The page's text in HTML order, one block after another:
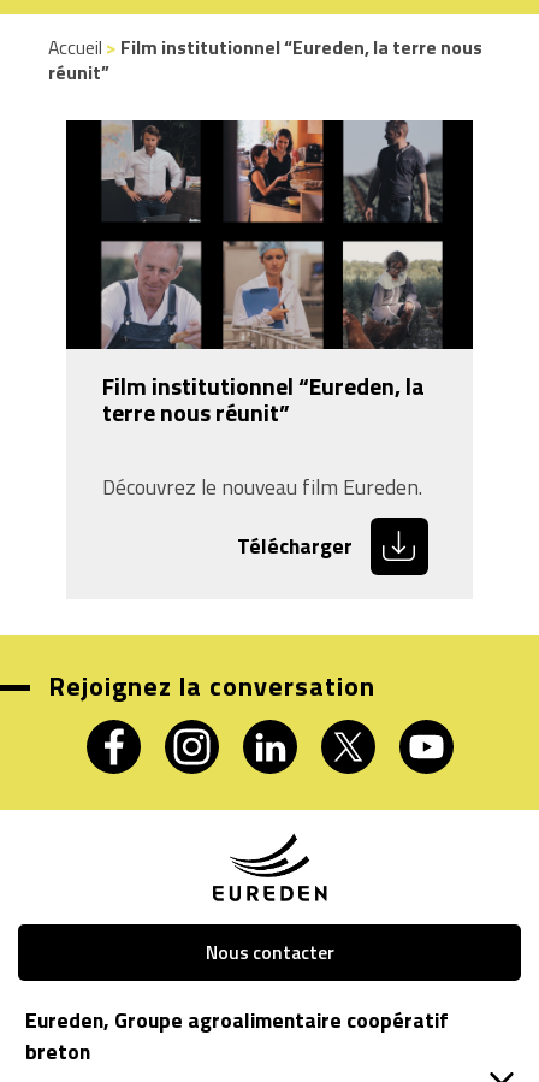
Accueil > Film institutionnel “Eureden, la terre nous
réunit”
Film institutionnel “Eureden, la
terre nous réunit”
Découvrez le nouveau film Eureden.
Télécharger
Rejoignez la conversation
Nous contacter
Eureden, Groupe agroalimentaire coopératif
breton